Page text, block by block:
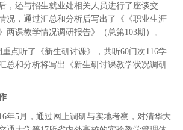
，还与招生就业处相关人员进行了座谈交
况，通过汇总和分析后写出了《《职业生涯
两课教学情况调研报告》（总第103期）。
重点听了《新生研讨课》，共听60门次116学
总和分析将写出《新生研讨课教学状况调研
年5月，通过网上调研与实地考察，对清华大